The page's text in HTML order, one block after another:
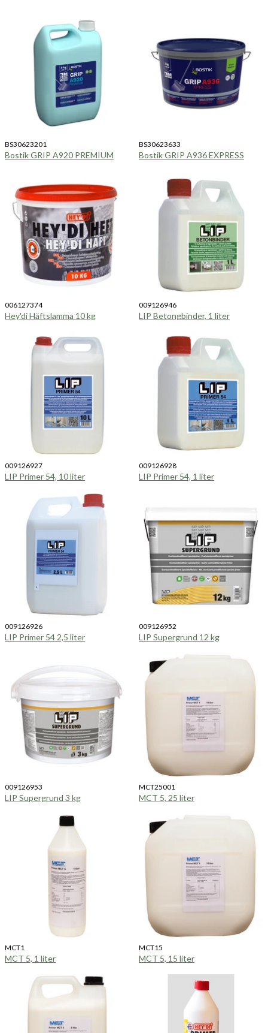
BS30623201
Bostik GRIP A920 PREMIUM
BS30623633
Bostik GRIP A936 EXPRESS
006127374
Hey'di Häftslamma 10 kg
009126946
LIP Betongbinder, 1 liter
009126927
LIP Primer 54, 10 liter
009126928
LIP Primer 54, 1 liter
009126926
LIP Primer 54 2,5 liter
009126952
LIP Supergrund 12 kg
009126953
LIP Supergrund 3 kg
MCT25001
MCT 5, 25 liter
MCT1
MCT 5, 1 liter
MCT15
MCT 5, 15 liter